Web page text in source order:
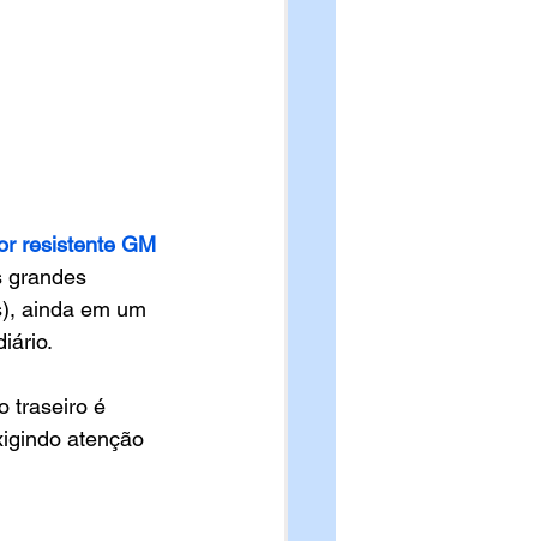
resistente GM
grandes
ainda em um
traseiro é
atenção